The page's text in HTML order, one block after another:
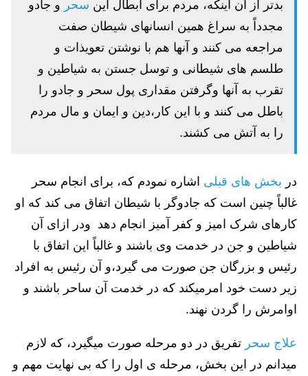
بدتر از آن اینکه، مردم برای ابطال این سحر و جادو
مجدداً به سراغ همین انسانهای شیطان صفت
مراجعه می کنند و آنها هم با نوشتن تعویذات و
طلسم های شیطانی و توسل جستن به شیاطین و
تقرب به آنها وگرفتن مقداری پول سحر و جادو را
باطل می کنند و با این کار،دین و ایمان و مال مردم
را به آتش می کشند.
در بخش های قبلی اشاره نمودم که، برای انجام سحر
غالباً چنین است که جادوگر با شیطان اتفاق می کند که او
کارهای شرک امیز و کفر آمیز انجام دهد ودر ازای آن
شیاطین و جن در خدمت وی باشند و غالباً این اتفاق با
رئیس و بزرگان جن صورت می گیرد،و آن رئیس به افراد
زیر دست خود امرمیکند که در خدمت آن ساحر باشند و
اوامرش را گردن نهند.
علاج سحر تفریق در دو مرحله صورت میگیرد، که لازم
میدانم در این بخش، مرحله ی اول را که بی نهایت مهم و